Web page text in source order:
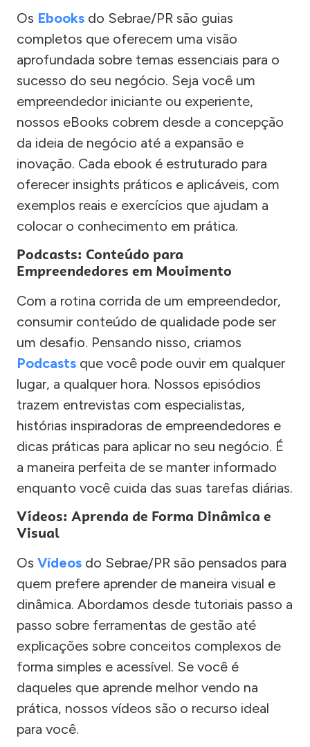
Os Ebooks do Sebrae/PR são guias
completos que oferecem uma visão
aprofundada sobre temas essenciais para o
sucesso do seu negócio. Seja você um
empreendedor iniciante ou experiente,
nossos eBooks cobrem desde a concepção
da ideia de negócio até a expansão e
inovação. Cada ebook é estruturado para
oferecer insights práticos e aplicáveis, com
exemplos reais e exercícios que ajudam a
colocar o conhecimento em prática.
Podcasts: Conteúdo para
Empreendedores em Movimento
Com a rotina corrida de um empreendedor,
consumir conteúdo de qualidade pode ser
um desafio. Pensando nisso, criamos
Podcasts que você pode ouvir em qualquer
lugar, a qualquer hora. Nossos episódios
trazem entrevistas com especialistas,
histórias inspiradoras de empreendedores e
dicas práticas para aplicar no seu negócio. É
a maneira perfeita de se manter informado
enquanto você cuida das suas tarefas diárias.
Vídeos: Aprenda de Forma Dinâmica e
Visual
Os Vídeos do Sebrae/PR são pensados para
quem prefere aprender de maneira visual e
dinâmica. Abordamos desde tutoriais passo a
passo sobre ferramentas de gestão até
explicações sobre conceitos complexos de
forma simples e acessível. Se você é
daqueles que aprende melhor vendo na
prática, nossos vídeos são o recurso ideal
para você.